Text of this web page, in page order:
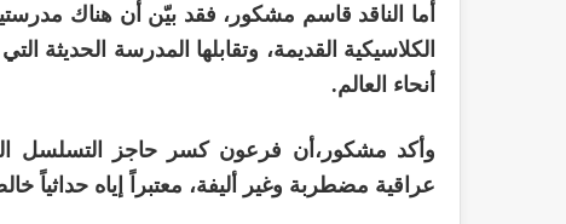
أما الناقد قاسم مشكور، فقد بيّن أن هناك
أنحاء العالم.
وأكد مشكور،أن فرعون كسر حاجز التسلسل
عراقية مضطربة وغير أليفة، معتبراً إياه حداثياً